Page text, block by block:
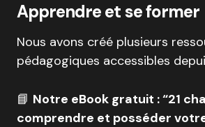
Apprendre et se former
Nous avons créé plusieurs
pédagogiques accessibles
📘 Notre eBook gratuit : “21
comprendre et posséder